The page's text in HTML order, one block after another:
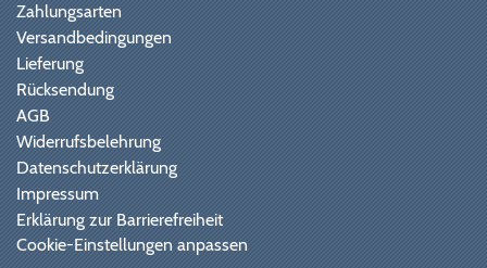
Zahlungsarten
Versandbedingungen
Lieferung
Rücksendung
AGB
Widerrufsbelehrung
Datenschutzerklärung
Impressum
Erklärung zur Barrierefreiheit
Cookie-Einstellungen anpassen